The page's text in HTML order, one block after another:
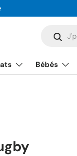
Recherche
Bébés